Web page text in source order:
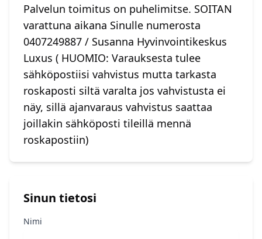
Palvelun toimitus on puhelimitse. SOITAN
varattuna aikana Sinulle numerosta
0407249887 / Susanna Hyvinvointikeskus
Luxus ( HUOMIO: Varauksesta tulee
sähköpostiisi vahvistus mutta tarkasta
roskaposti siltä varalta jos vahvistusta ei
näy, sillä ajanvaraus vahvistus saattaa
joillakin sähköposti tileillä mennä
roskapostiin)
Sinun tietosi
Nimi